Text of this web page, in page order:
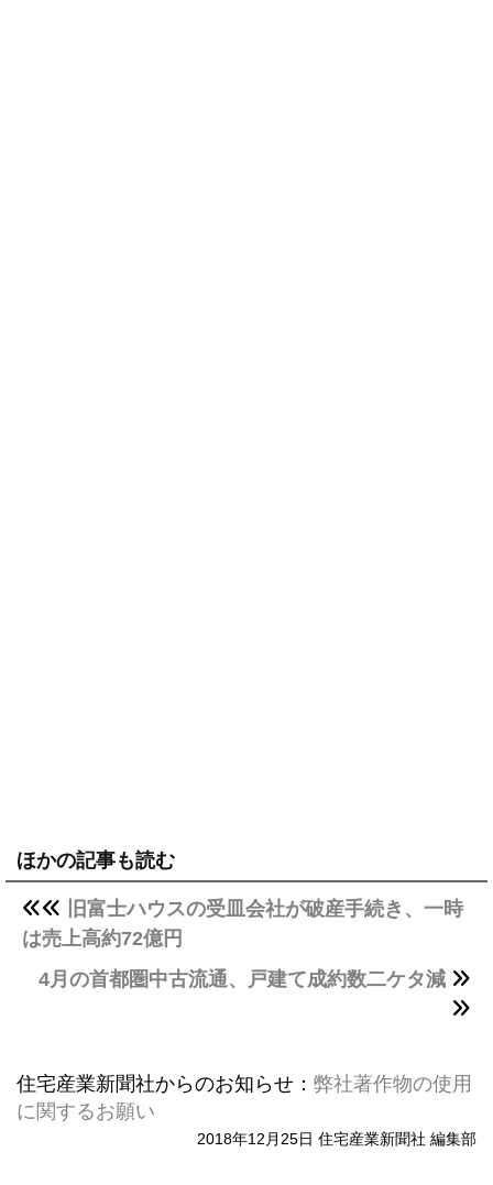
ほかの記事も読む
旧富士ハウスの受皿会社が破産手続き、一時
は売上高約72億円
4月の首都圏中古流通、戸建て成約数二ケタ減
住宅産業新聞社からのお知らせ： 弊社著作物の使用
に関するお願い
2018年12月25日 住宅産業新聞社 編集部